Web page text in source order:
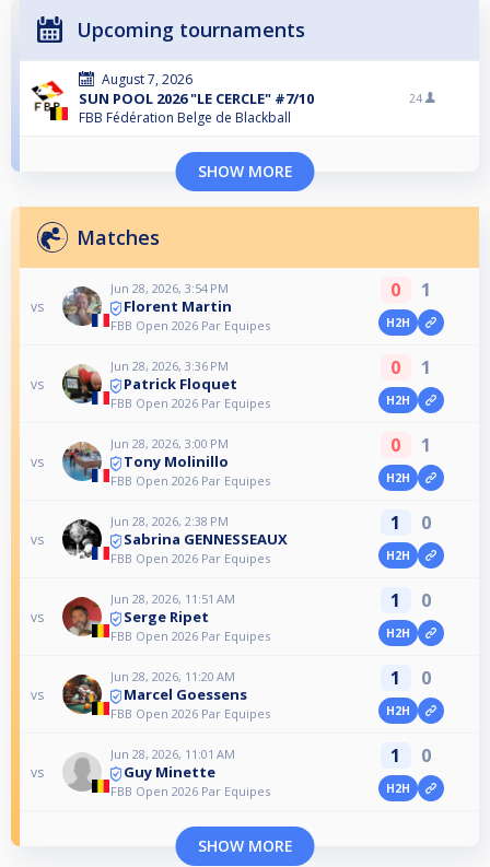
Upcoming tournaments
August 7, 2026
SUN POOL 2026 "LE CERCLE" #7/10
FBB Fédération Belge de Blackball
24
SHOW MORE
Matches
vs
Jun 28, 2026, 3:54 PM
Florent Martin
FBB Open 2026 Par Equipes
0 1
H2H
vs
Jun 28, 2026, 3:36 PM
Patrick Floquet
FBB Open 2026 Par Equipes
0 1
H2H
vs
Jun 28, 2026, 3:00 PM
Tony Molinillo
FBB Open 2026 Par Equipes
0 1
H2H
vs
Jun 28, 2026, 2:38 PM
Sabrina GENNESSEAUX
FBB Open 2026 Par Equipes
1 0
H2H
vs
Jun 28, 2026, 11:51 AM
Serge Ripet
FBB Open 2026 Par Equipes
1 0
H2H
vs
Jun 28, 2026, 11:20 AM
Marcel Goessens
FBB Open 2026 Par Equipes
1 0
H2H
vs
Jun 28, 2026, 11:01 AM
Guy Minette
FBB Open 2026 Par Equipes
1 0
H2H
SHOW MORE